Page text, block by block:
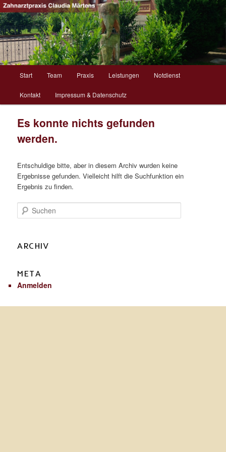
Zahnarztpraxis Claudia Maertens
Zahnarztpraxis Claudia Maertens
Zum Inhalt wechseln
Zum sekundären Inhalt wechseln
Start Team Praxis Leistungen Notdienst
Kontakt Impressum & Datenschutz
Es konnte nichts gefunden
werden.
Entschuldige bitte, aber in diesem Archiv wurden keine
Ergebnisse gefunden. Vielleicht hilft die Suchfunktion ein
Ergebnis zu finden.
Suchen
ARCHIV
META
Anmelden